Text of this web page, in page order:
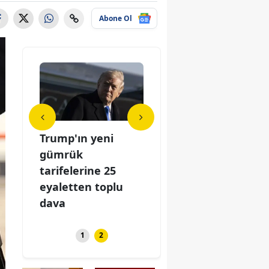
Abone Ol
Trump'ın yeni
gümrük
tarifelerine 25
eyaletten toplu
dava
1 2